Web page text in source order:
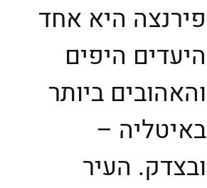
פירנצה היא אחד
היעדים היפים
והאהובים ביותר
באיטליה –
ובצדק. העיר